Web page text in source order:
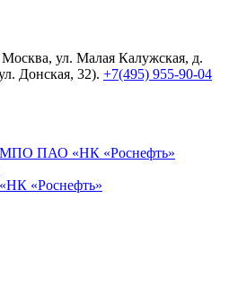
Москва, ул. Малая Калужская, д.
Донская, 32). +7(495) 955-90-04
МПО ПАО «НК «Роснефть»
«Роснефть»